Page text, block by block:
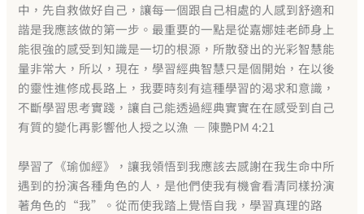
中，先自救做好自己，讓每一個跟自己相處的人感到舒適和
諧是我應該做的第一步。最重要的一點是從嘉娜娃老師身上
能很強的感受到知識是一切的根源，所散發出的光彩智慧能
量非常大，所以，現在，學習經典智慧只是個開始，在以後
的靈性進修成長路上，我要時刻有這種學習的渴求和意識，
不斷學習思考實踐，讓自己能透過經典實實在在感受到自己
有質的變化再影響他人授之以漁 — 陳艷PM 4:21
學習了《瑜伽經》，讓我領悟到我應該去感謝在我生命中所
遇到的扮演各種角色的人，是他們使我有機會看清同樣扮演
著角色的“我”。從而使我踏上覺悟自我，學習真理的路